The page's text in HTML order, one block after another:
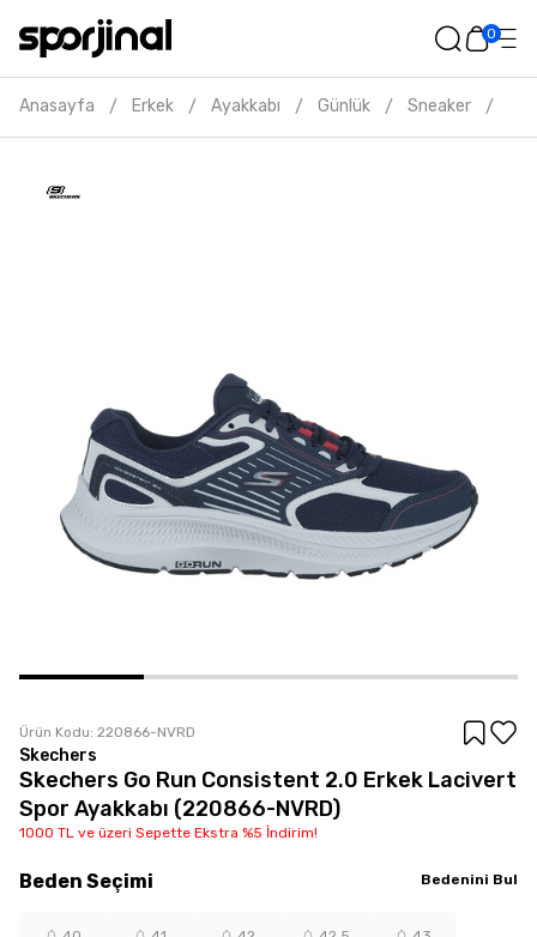
0
Anasayfa / Erkek / Ayakkabı / Günlük / Sneaker /
Ürün Kodu: 220866-NVRD
Skechers
Skechers Go Run Consistent 2.0 Erkek Lacivert
Spor Ayakkabı (220866-NVRD)
1000 TL ve üzeri Sepette Ekstra %5 İndirim!
Beden Seçimi Bedenini Bul